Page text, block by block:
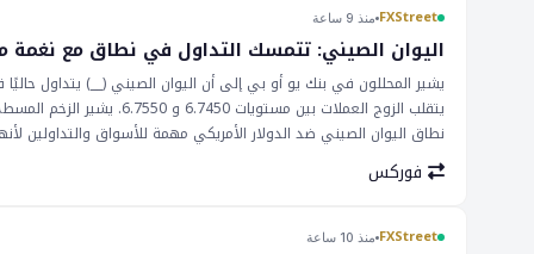
يؤثر على قيمة اليوان. وهذا بدوره يمكن أن يؤثر على سوق العملات
اتجاهات الطلب على الائتمان والسيولة في الصين، لأنها يمكن أن يكون لها
FXStreet منذ 9 ساعة
اليوان الصيني: تتمسك التداول في نطاق مع نغمة
يشير المحللون في بنك يو أو بي إلى أن اليوان الصيني (__) يتداول
يتقلب الزوج العملات
نطاق اليوان الصيني ضد الدولار الأمريكي مهمة للأسواق والتداولين
العالمية على أسواق العملات. يمكن أن يكون للنغمة المثيرة لل في
التداولين أن يكونوا على دراية بإمكانية تقدير اليوان بشكل أكبر إذا
فوركس
FXStreet منذ 10 ساعة